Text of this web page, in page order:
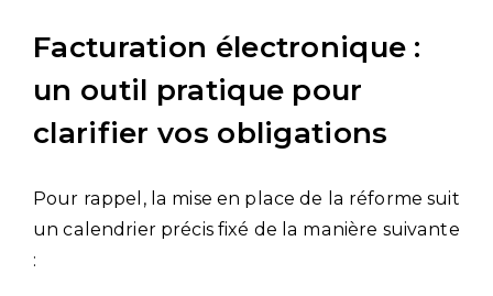
Facturation électronique :
un outil pratique pour
clarifier vos obligations
Pour rappel, la mise en place de la réforme suit
un calendrier précis fixé de la manière suivante
: